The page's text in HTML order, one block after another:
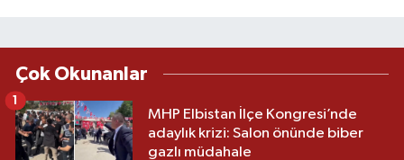
Çok Okunanlar
MHP Elbistan İlçe Kongresi’nde
adaylık krizi: Salon önünde biber
gazlı müdahale
1